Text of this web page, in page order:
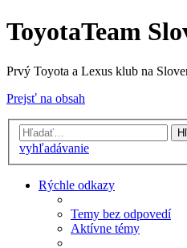
ToyotaTeam
Prvý Toyota a Lexus klub na
Prejsť na obsah
vyhľadávanie
Rýchle odkazy
Temy bez odpovedí
Aktívne témy